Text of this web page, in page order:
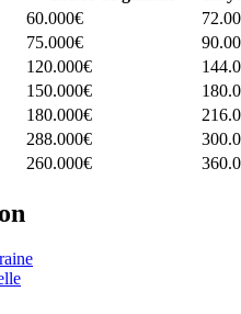
60.000€
75.000€
120.000€
150.000€
180.000€
288.000€
260.000€